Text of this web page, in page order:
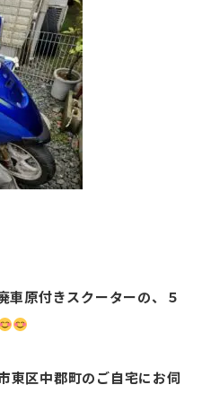
車原付きスクーターの、５
東区中郡町のご自宅にお伺